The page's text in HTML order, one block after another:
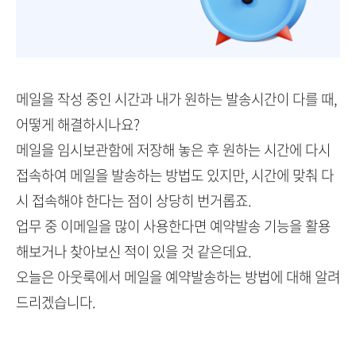
메일을 작성 중인 시간과 내가 원하는 발송시간이 다를 때,
어떻게 해결하시나요?
메일을 임시보관함에 저장해 놓은 후 원하는 시간에 다시
접속하여 메일을 발송하는 방법도 있지만, 시간에 맞춰 다
시 접속해야 한다는 점이 상당히 번거롭죠.
업무 중 이메일을 많이 사용한다면 예약발송 기능을 활용
해보거나 찾아보신 적이 있을 것 같은데요.
오늘은 아웃룩에서 메일을 예약발송하는 방법에 대해 알려
드리겠습니다.